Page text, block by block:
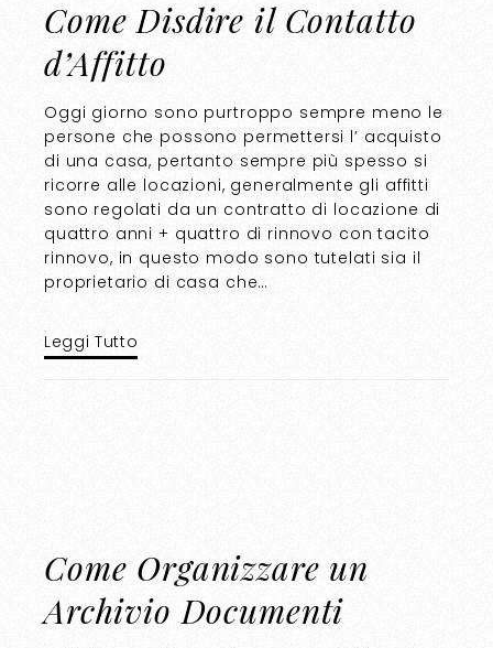
Come Disdire il Contatto
d’Affitto
Oggi giorno sono purtroppo sempre meno le
persone che possono permettersi l’ acquisto
di una casa, pertanto sempre più spesso si
ricorre alle locazioni, generalmente gli affitti
sono regolati da un contratto di locazione di
quattro anni + quattro di rinnovo con tacito
rinnovo, in questo modo sono tutelati sia il
proprietario di casa che…
Leggi Tutto
Come Organizzare un
Archivio Documenti